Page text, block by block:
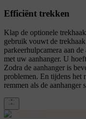
Efficiënt trekken
Klap de optionele
gebruik vouwt de
parkeerhulpcamera aan
met uw aanhanger. U
Zodra de aanhanger is
problemen. En tijdens het
remmen als de aanhanger